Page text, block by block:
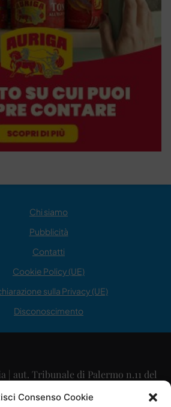
Consenso Cookie
Chi siamo
Pubblicità
Contatti
Cookie Policy (UE)
sulla Privacy (UE)
Disconoscimento
aut. Tribunale di Palermo n.11 del
29/09/2015